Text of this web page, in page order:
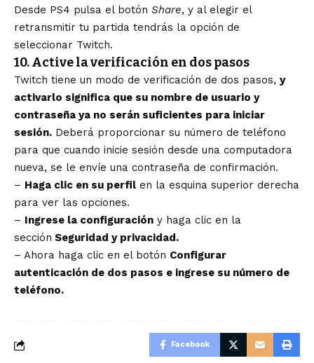
Desde PS4 pulsa el botón Share, y al elegir el
retransmitir tu partida tendrás la opción de
seleccionar Twitch.
10. Active la verificación en dos pasos
Twitch tiene un modo de verificación de dos pasos, y
activarlo significa que su nombre de usuario y
contraseña ya no serán suficientes para iniciar
sesión. Deberá proporcionar su número de teléfono
para que cuando inicie sesión desde una computadora
nueva, se le envíe una contraseña de confirmación.
– Haga clic en su perfil en la esquina superior derecha
para ver las opciones.
– Ingrese la configuración y haga clic en la
sección Seguridad y privacidad.
– Ahora haga clic en el botón Configurar
autenticación de dos pasos e ingrese su número de
teléfono.
Facebook